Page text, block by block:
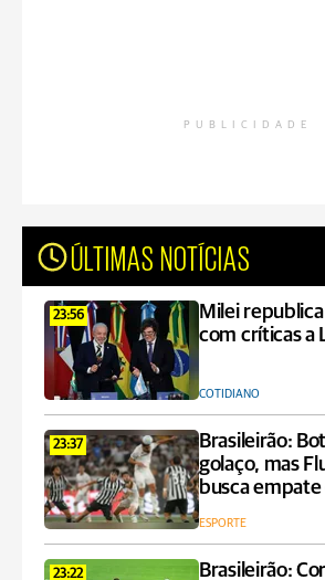
PUBLICIDADE
ÚLTIMAS NOTÍCIAS
23:56
Milei
com críticas a
COTIDIANO
23:37
Brasileirão:
golaço, mas
busca empate
ESPORTE
23:22
Brasileirão: